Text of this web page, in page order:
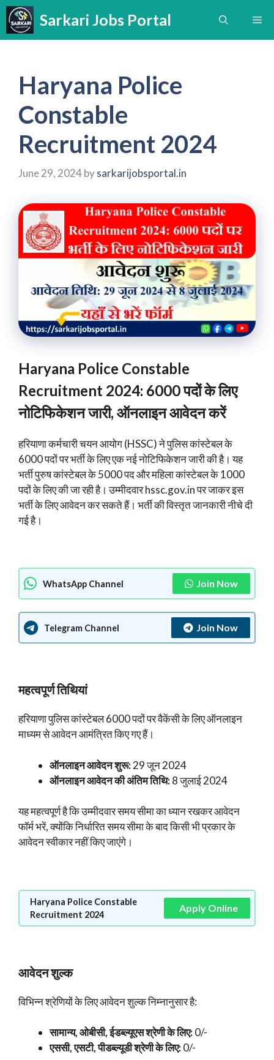
Skip
to
content
Sarkari Jobs Portal
Haryana Police
Constable
Recruitment 2024
June 29, 2024bysarkarijobsportal.in
Haryana Police Constable
Recruitment 2024: 6000 पदों के लिए
नोटिफिकेशन जारी, ऑनलाइन आवेदन करें
हरियाणा कर्मचारी चयन आयोग (HSSC) ने पुलिस कांस्टेबल के
6000 पदों पर भर्ती के लिए एक नई नोटिफिकेशन जारी की है। यह
भर्ती पुरुष कांस्टेबल के 5000 पद और महिला कांस्टेबल के 1000
पदों के लिए की जा रही है। उम्मीदवार hssc.gov.in पर जाकर इस
भर्ती के लिए आवेदन कर सकते हैं। भर्ती की विस्तृत जानकारी नीचे दी
गई है।
WhatsApp Channel Join Now
Telegram Channel Join Now
महत्वपूर्ण तिथियां
हरियाणा पुलिस कांस्टेबल 6000 पदों पर वैकेंसी के लिए ऑनलाइन
माध्यम से आवेदन आमंत्रित किए गए हैं।
ऑनलाइन आवेदन शुरू:29 जून 2024
ऑनलाइन आवेदन की अंतिम तिथि:8 जुलाई 2024
यह महत्वपूर्ण है कि उम्मीदवार समय सीमा का ध्यान रखकर आवेदन
फॉर्म भरें, क्योंकि निर्धारित समय सीमा के बाद किसी भी प्रकार के
आवेदन स्वीकार नहीं किए जाएंगे।
Haryana Police Constable
Recruitment 2024
Apply Online
आवेदन शुल्क
विभिन्न श्रेणियों के लिए आवेदन शुल्क निम्नानुसार है:
सामान्य, ओबीसी, ईडब्ल्यूएसश्रेणी के लिए:0/-
एससी, एसटी, पीडब्ल्यूडी श्रेणीके लिए:0/-